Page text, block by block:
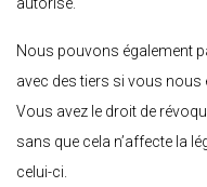
Nous pouvons également
avec des tiers si vous nous
Vous avez le droit de
sans que cela n’affecte la
celui-ci.